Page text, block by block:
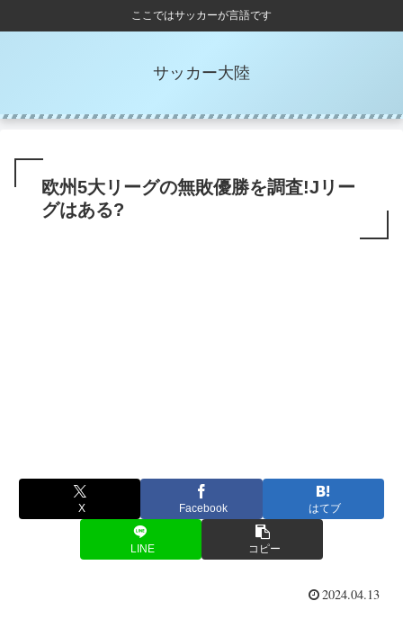
ここではサッカーが言語です
サッカー大陸
欧州5大リーグの無敗優勝を調査!Jリー
グはある?
X Facebook はてブ
LINE コピー
2024.04.13